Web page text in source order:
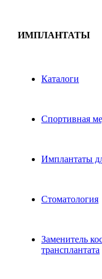
ИМПЛАНТАТЫ
Каталоги
Спортивная
Имплантаты
Стоматология
Заменитель
трансплантата